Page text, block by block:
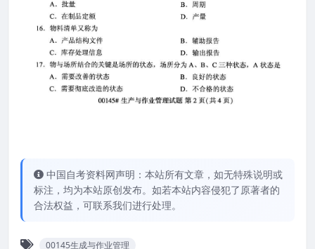
中国自考资料网声明：本站所有文章，如无特殊说明或
标注，均为本站原创发布。如若本站内容侵犯了原著者的
合法权益，可联系我们进行处理。
00145生成与作业管理